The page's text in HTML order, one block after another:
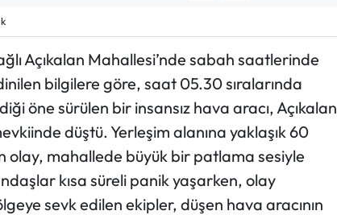
Açıkalan Mahallesi’nde sabah saatlerinde
bilgilere göre, saat 05.30 sıralarında
öne sürülen bir insansız hava aracı, Açıkalan
düştü. Yerleşim alanına yaklaşık 60
mahallede büyük bir patlama sesiyle
kısa süreli panik yaşarken, olay
sevk edilen ekipler, düşen hava aracının